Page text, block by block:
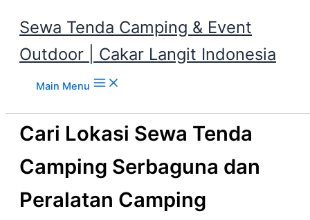
Sewa Tenda Camping & Event
Outdoor | Cakar Langit Indonesia
Main Menu
Cari Lokasi Sewa Tenda
Camping Serbaguna dan
Peralatan Camping